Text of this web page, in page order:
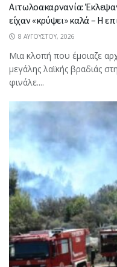
Αιτωλοακαρνανία:
είχαν «κρύψει» καλά – Η
8 ΑΥΓΟΎΣΤΟΥ, 2026
Μια κλοπή που έμοιαζε
μεγάλης λαϊκής βραδιάς
φινάλε....